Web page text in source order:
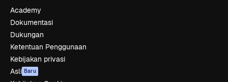
Academy
Dokumentasi
Dukungan
Ketentuan Penggunaan
Kebijakan privasi
Asli Baru